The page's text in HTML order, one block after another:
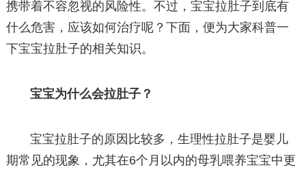
携带着不容忽视的风险性。不过，宝宝拉肚子到底有
什么危害，应该如何治疗呢？下面，便为大家科普一
下宝宝拉肚子的相关知识。
宝宝为什么会拉肚子？
宝宝拉肚子的原因比较多，生理性拉肚子是婴儿
期常见的现象，尤其在6个月以内的母乳喂养宝宝中更